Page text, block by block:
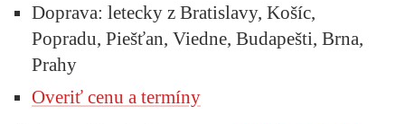
Doprava: letecky z Bratislavy, Košíc,
Popradu, Piešťan, Viedne, Budapešti, Brna,
Prahy
Overiť cenu a termíny